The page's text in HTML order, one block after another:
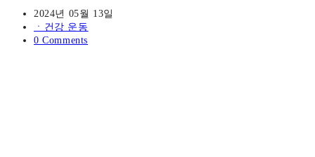
Post
published:
2024년 05월 13일
Post
category:
ㆍ건강 운동
Post
0 Comments